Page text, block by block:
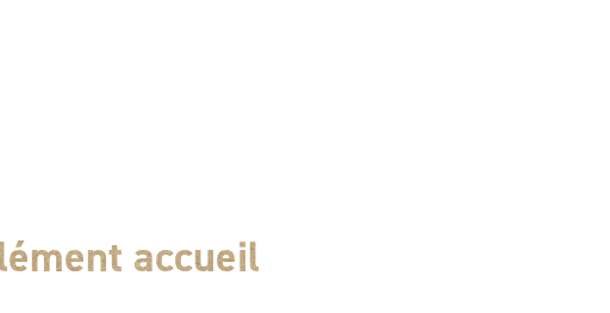
prévu pour 6 personnes, est situé au pied de la montagne ardéchoise, à
Ventoux, fera de vos petits-déjeuners des moments d'exception sous
accueil